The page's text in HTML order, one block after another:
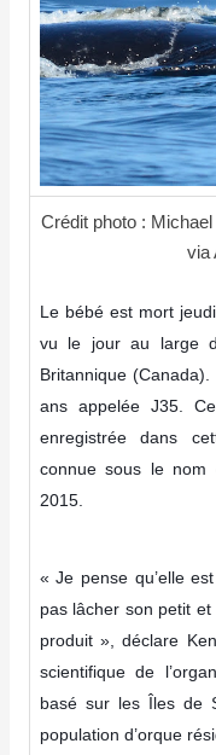
Crédit photo :
via
Le bébé est mort
vu le jour au large
Britannique
ans appelée J35.
enregistrée dans
connue sous le nom
2015.
« Je pense qu’elle
pas lâcher son petit
produit », déclare
scientifique de
basé sur les Îles de
population d’orque